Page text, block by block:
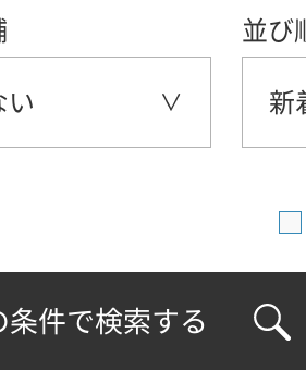
い
並び
新
条件で検索する